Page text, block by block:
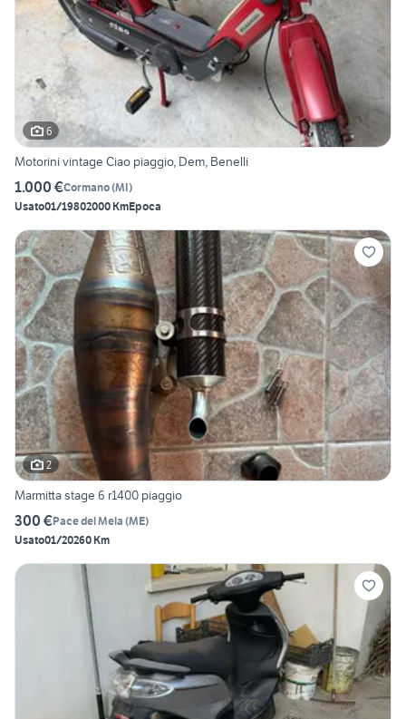
6
Motorini vintage Ciao piaggio, Dem, Benelli
1.000 €Cormano(MI)
Usato01/19802000 KmEpoca
2
Marmitta stage 6 r1400 piaggio
300 €Pace del Mela (ME)
Usato01/20260 Km